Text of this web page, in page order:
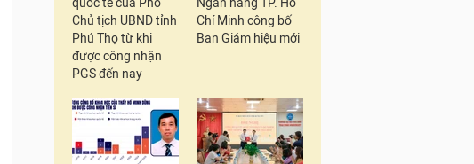
quốc tế của Phó
Chủ tịch UBND tỉnh
Phú Thọ từ khi
được công nhận
PGS đến nay
Ngân hàng TP. Hồ
Chí Minh công bố
Ban Giám hiệu mới